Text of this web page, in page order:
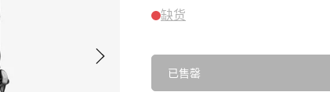
缺货
已售罄